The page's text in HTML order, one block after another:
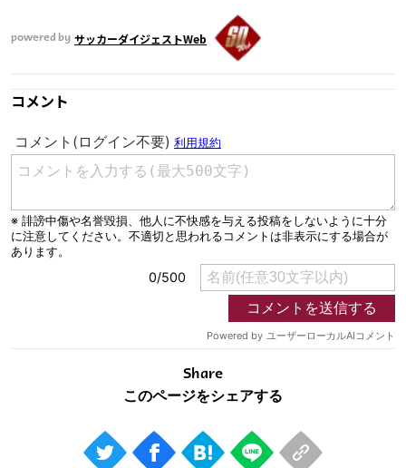
powered by サッカーダイジェストWeb
コメント
Share